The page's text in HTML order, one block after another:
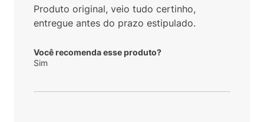
Produto original, veio tudo certinho,
entregue antes do prazo estipulado.
Você recomenda esse produto?
Sim